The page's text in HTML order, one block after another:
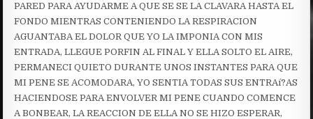
PARED PARA AYUDARME A QUE SE SE LA CLAVARA HASTA EL
FONDO MIENTRAS CONTENIENDO LA RESPIRACION
AGUANTABA EL DOLOR QUE YO LA IMPONIA CON MIS
ENTRADA, LLEGUE PORFIN AL FINAL Y ELLA SOLTO EL AIRE,
PERMANECI QUIETO DURANTE UNOS INSTANTES PARA QUE
MI PENE SE ACOMODARA, YO SENTIA TODAS SUS ENTRAí?AS
HACIENDOSE PARA ENVOLVER MI PENE CUANDO COMENCE
A BONBEAR, LA REACCION DE ELLA NO SE HIZO ESPERAR,